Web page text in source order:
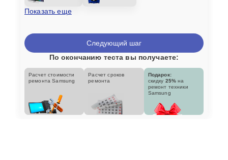
Показать еще
Следующий шаг
По окончанию теста вы получаете:
Расчет стоимости
ремонта Samsung
Расчет сроков
ремонта
Подарок:
скидку 25% на
ремонт техники
Samsung